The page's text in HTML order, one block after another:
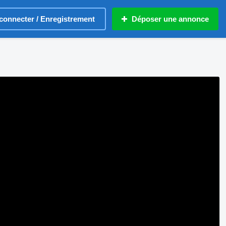
/ Enregistrement Déposer une annonce